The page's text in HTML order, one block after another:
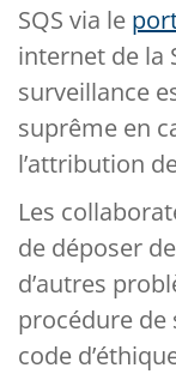
SQS via le
internet de la
surveillance
suprême en
l’attribution
Les
de déposer
d’autres
procédure de
code